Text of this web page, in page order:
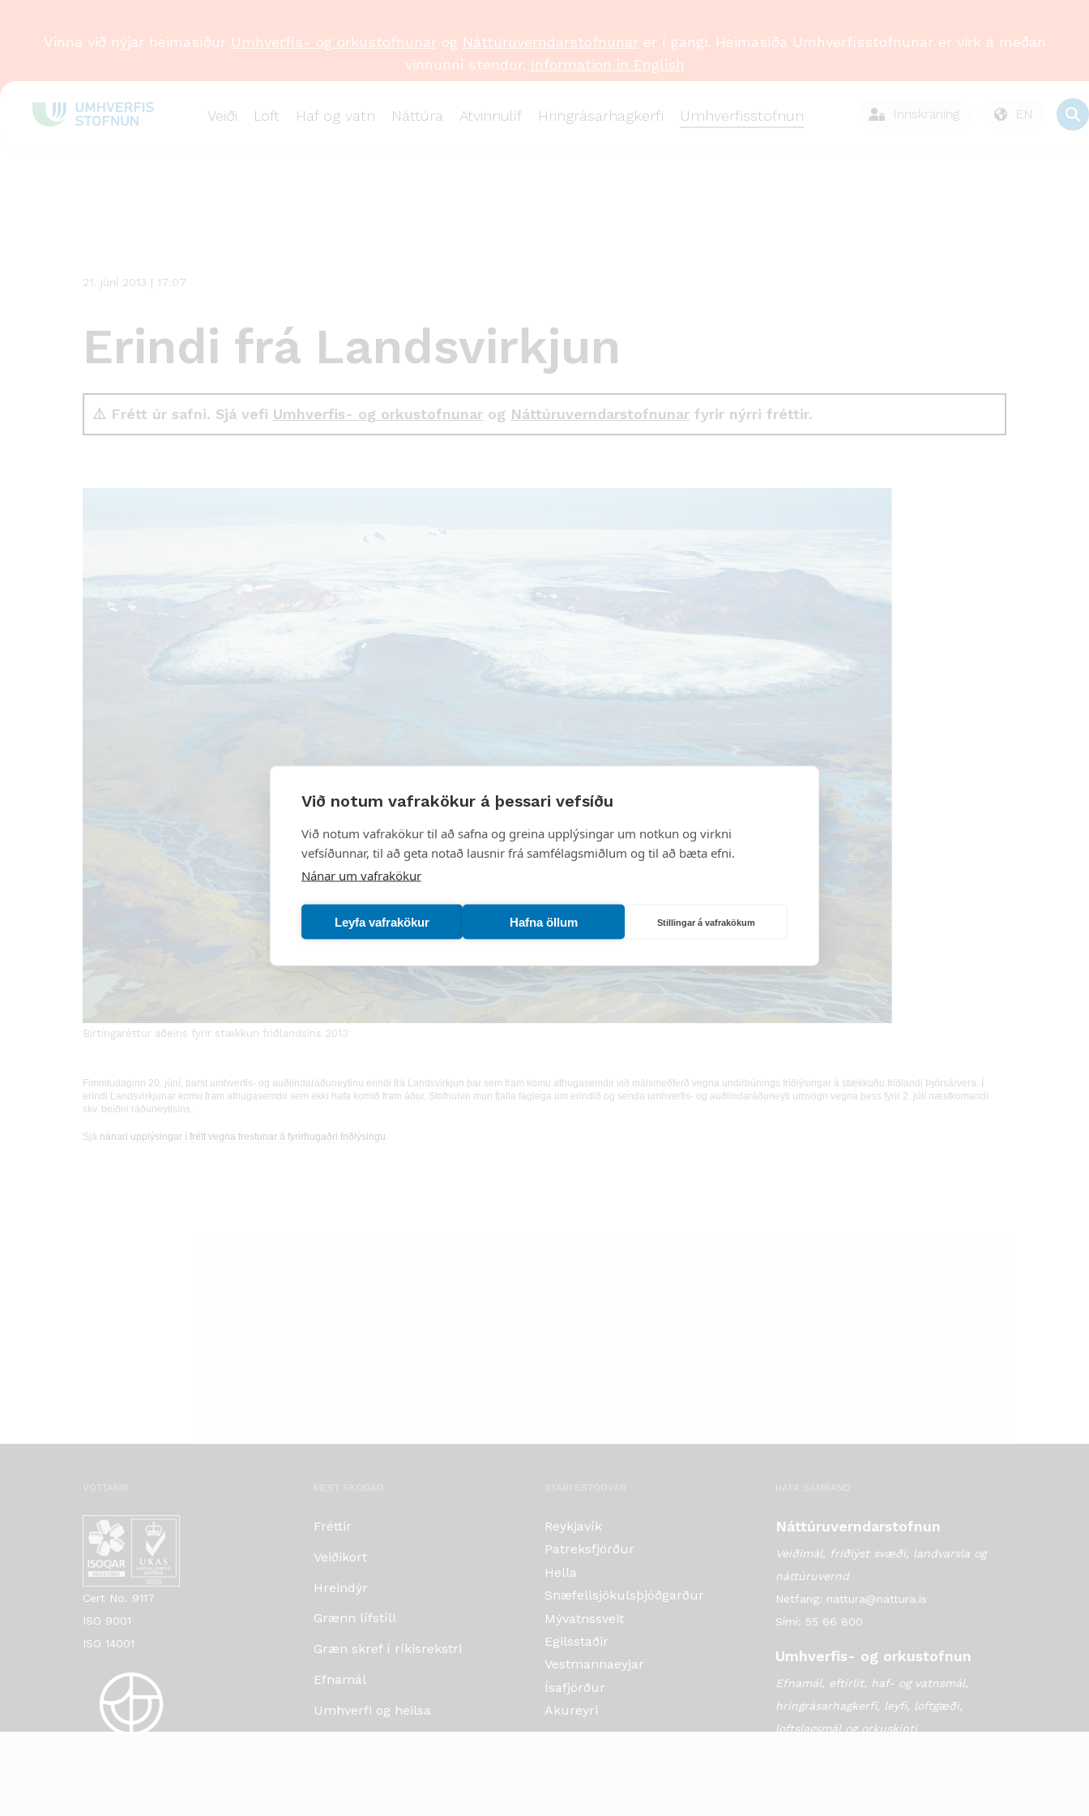
Við notum vafrakökur á þessari vefsíðu
Við notum vafrakökur til að safna og greina upplýsingar um notkun og virkni
vefsíðunnar, til að geta notað lausnir frá samfélagsmiðlum og til að bæta efni.
Nánar um vafrakökur
Leyfa vafrakökur Hafna öllum Stillingar á vafrakökum
Veiði Loft Haf og vatn Náttúra Atvinnulíf Hringrásarhagkerfi Umhverfisstofnun Innskráning EN
Vinna við nýjar heimasíður Umhverfis- og orkustofnunarog Náttúruverndarstofnunarer í gangi. Heimasíða Umhverfisstofnunar er virk á meðan
vinnunni stendur. Information in English
21. júní 2013 | 17:07
Erindi frá Landsvirkjun
⚠️ Frétt úr safni. Sjá vefi Umhverfis- og orkustofnunar og Náttúruverndarstofnunar fyrir nýrri fréttir.
Birtingaréttur aðeins fyrir stækkun friðlandsins 2013
Fimmtudaginn 20. júní, barst umhverfis- og auðlindaráðuneytinu erindi frá Landsvirkjun þar sem fram komu athugasemdir við málsmeðferð vegna undirbúnings friðlýsingar á stækkuðu friðlandi Þjórsárvera.
erindi Landsvirkjunar komu fram athugasemdir sem ekki hafa komið fram áður. Stofnunin mun fjalla faglega um erindið og senda umhverfis- og auðlindaráðuneyti umsögn vegna þess fyrir 2. júlí næstkomandi
skv. beiðni ráðuneytisins.
Sjá nánari upplýsingar í frétt vegna frestunar á fyrirhugaðri friðlýsingu.
VOTTANIR
Cert No. 9117
ISO 9001
ISO 14001
MEST SKOÐAÐ
Fréttir
Veiðikort
Hreindýr
Grænn lífstíll
Græn skref í ríkisrekstri
Efnamál
Umhverfi og heilsa
STARFSSTÖÐVAR
Reykjavík
Patreksfjörður
Hella
Snæfellsjökulsþjóðgarður
Mývatnssveit
Egilsstaðir
Vestmannaeyjar
Ísafjörður
Akureyri
HAFA SAMBAND
Náttúruverndarstofnun
Veiðimál, friðlýst svæði, landvarsla og
náttúruvernd
Netfang: nattura@nattura.is
Sími: 55 66 800
Umhverfis- og orkustofnun
Efnamál, eftirlit, haf- og vatnsmál,
hringrásarhagkerfi, leyfi, loftgæði,
loftslagsmál og orkuskipti